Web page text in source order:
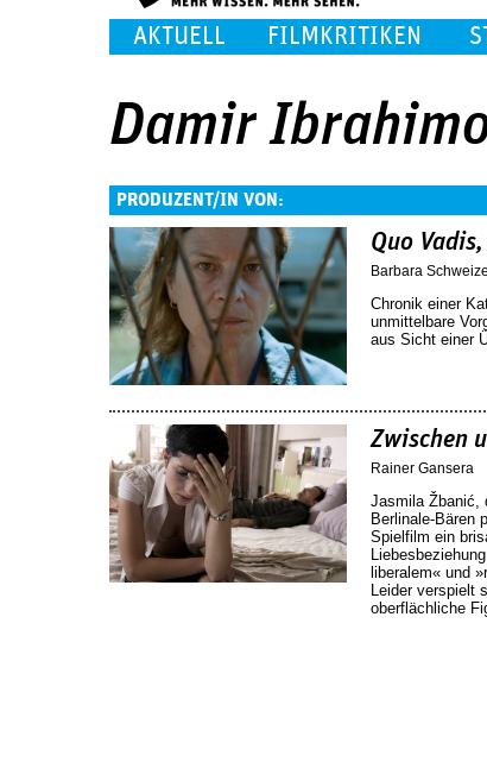
AKTUELL FILMKRITIKEN
Damir
PRODUZENT/IN VON:
Quo
Barbara
Chronik einer
unmittelbare
aus Sicht einer
Zwischen
Rainer Gansera
Jasmila Žbanić,
Berlinale-Bären
Spielfilm ein
liberalem« und
Leider verspielt
oberflächliche